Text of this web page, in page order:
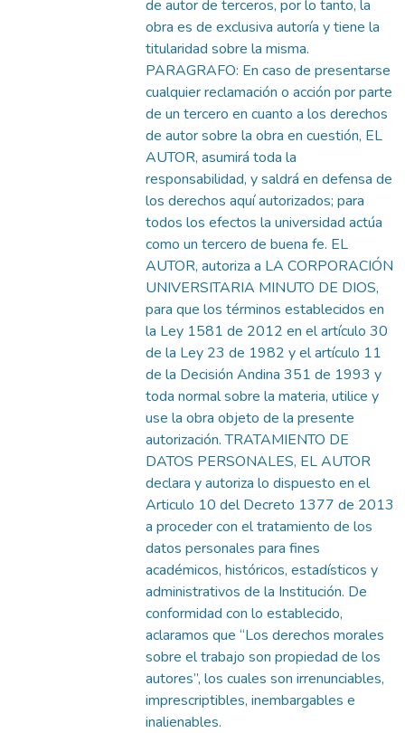
de autor de terceros, por lo tanto, la
obra es de exclusiva autoría y tiene la
titularidad sobre la misma.
PARAGRAFO: En caso de presentarse
cualquier reclamación o acción por parte
de un tercero en cuanto a los derechos
de autor sobre la obra en cuestión, EL
AUTOR, asumirá toda la
responsabilidad, y saldrá en defensa de
los derechos aquí autorizados; para
todos los efectos la universidad actúa
como un tercero de buena fe. EL
AUTOR, autoriza a LA CORPORACIÓN
UNIVERSITARIA MINUTO DE DIOS,
para que los términos establecidos en
la Ley 1581 de 2012 en el artículo 30
de la Ley 23 de 1982 y el artículo 11
de la Decisión Andina 351 de 1993 y
toda normal sobre la materia, utilice y
use la obra objeto de la presente
autorización. TRATAMIENTO DE
DATOS PERSONALES, EL AUTOR
declara y autoriza lo dispuesto en el
Articulo 10 del Decreto 1377 de 2013
a proceder con el tratamiento de los
datos personales para fines
académicos, históricos, estadísticos y
administrativos de la Institución. De
conformidad con lo establecido,
aclaramos que “Los derechos morales
sobre el trabajo son propiedad de los
autores”, los cuales son irrenunciables,
imprescriptibles, inembargables e
inalienables.